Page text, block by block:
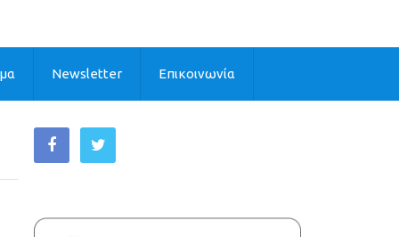
Newsletter Επικοινωνία